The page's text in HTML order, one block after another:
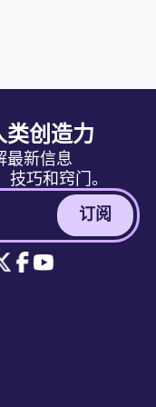
创造力
最新信息
巧和窍门。
订阅